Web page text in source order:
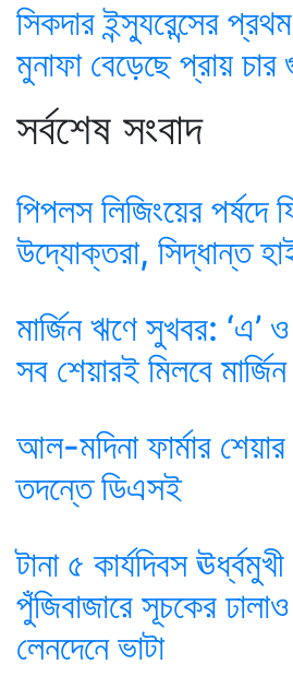
সিকদার ইন্স্যুরেন্সের
মুনাফা বেড়েছে প্রায় চার
সর্বশেষ সংবাদ
পিপলস লিজিংয়ের পর্ষদে
উদ্যোক্তরা, সিদ্ধান্ত
মার্জিন ঋণে সুখবর: ‘এ’ ও
সব শেয়ারই মিলবে মার্জিন
আল-মদিনা ফার্মার শেয়ার
তদন্তে ডিএসই
টানা ৫ কার্যদিবস
পুঁজিবাজারে সূচকের
লেনদেনে ভাটা